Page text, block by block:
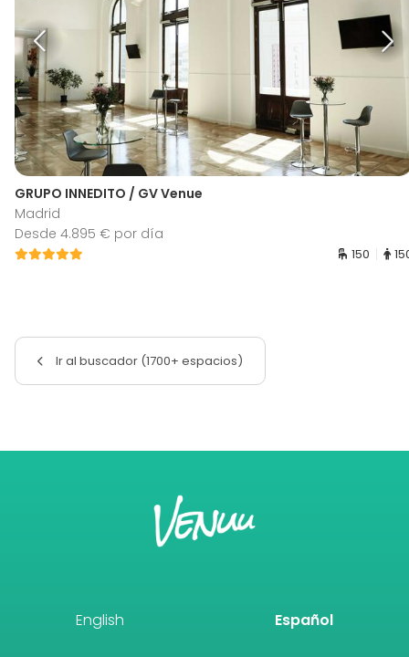
GRUPO INNEDITO / GV Venue
Madrid
Desde 4.895 € por día
150
Ir al buscador (1700+ espacios)
English Español